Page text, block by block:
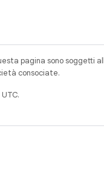
pagina sono soggetti
consociate.